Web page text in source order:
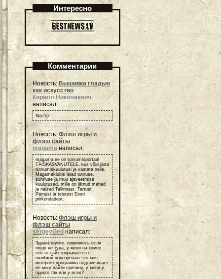
Интересно
Комментарии
Новость: Вышивка гладью
как искусство
Кирилл Николаевич
написал:
Круто)
Новость:Флэш игры и
флэш сайты
magama написал:
magama.ee on tutvumisportaal
TÄISKASVANUTELE, kus võid jätta
tutvumiskuulutusi ja vastata neile.
Magamaklubis leiad tutvuse,
suhtluse ja muu ajaveetmise
kuulutused, mille on jätnud mehed
ja naised Tallinnast, Tartust ,
Pärnust ja teistest Eesti
piirkondadest.
Новость: Флэш игры и
флэш сайты
sergeyGed написал:
Здравствуйте, извиняюсь если
пишу не туда, у меня на компе
что-то сайт открывается с
ошибкой подозреваю что моя
интернет-программа подглючивает
не могу найти причину, у меня у
одного так или у всех?